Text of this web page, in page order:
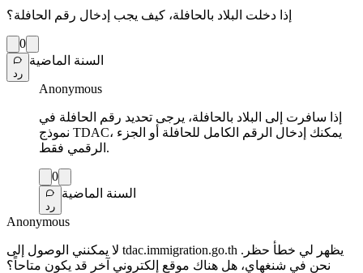
إذا دخلت البلاد بالحافلة، كيف يجب إدخال رقم الحافلة؟
0
رد
السنة الماضية
Anonymous
إذا سافرت إلى البلاد بالحافلة، يرجى تحديد رقم الحافلة في
نموذج TDAC، يمكنك إدخال الرقم الكامل للحافلة أو الجزء
الرقمي فقط.
0
رد
السنة الماضية
Anonymous
لا يمكنني الوصول إلى tdac.immigration.go.th يظهر لي خطأ حظر.
نحن في شنغهاي، هل هناك موقع إلكتروني آخر قد يكون متاحاً؟